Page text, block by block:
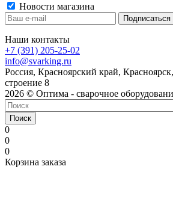
Новости магазина
Наши контакты
+7 (391) 205-25-02
info@svarking.ru
Россия, Красноярский край,
строение 8
2026 © Оптима - сварочное
Поиск
0
0
0
Корзина заказа